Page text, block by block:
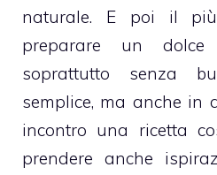
naturale. E poi il
preparare un
soprattutto senza
semplice, ma anche in
incontro una ricetta
prendere anche